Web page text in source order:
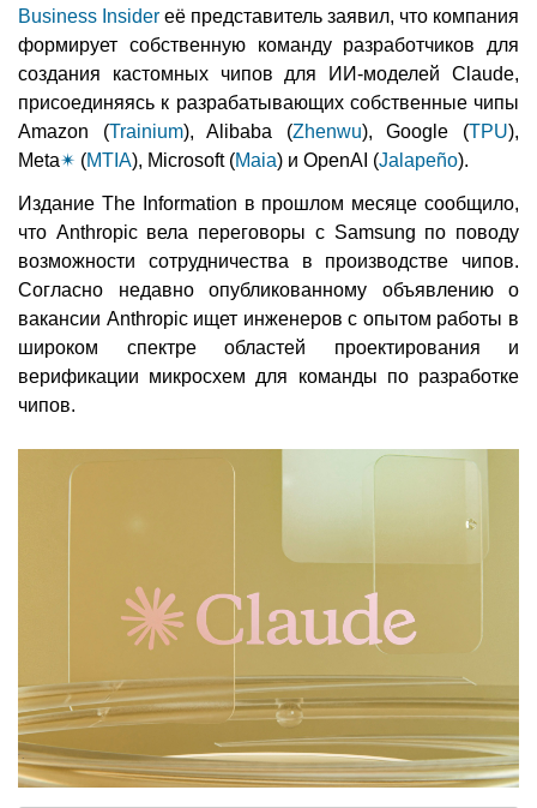
Business Insider её представитель заявил, что компания
формирует собственную команду разработчиков для
создания кастомных чипов для ИИ-моделей Claude,
присоединяясь к разрабатывающих собственные чипы
Amazon (Trainium), Alibaba (Zhenwu), Google (TPU),
Meta✴ (MTIA), Microsoft (Maia) и OpenAI (Jalapeño).
Издание The Information в прошлом месяце сообщило,
что Anthropic вела переговоры с Samsung по поводу
возможности сотрудничества в производстве чипов.
Согласно недавно опубликованному объявлению о
вакансии Anthropic ищет инженеров с опытом работы в
широком спектре областей проектирования и
верификации микросхем для команды по разработке
чипов.